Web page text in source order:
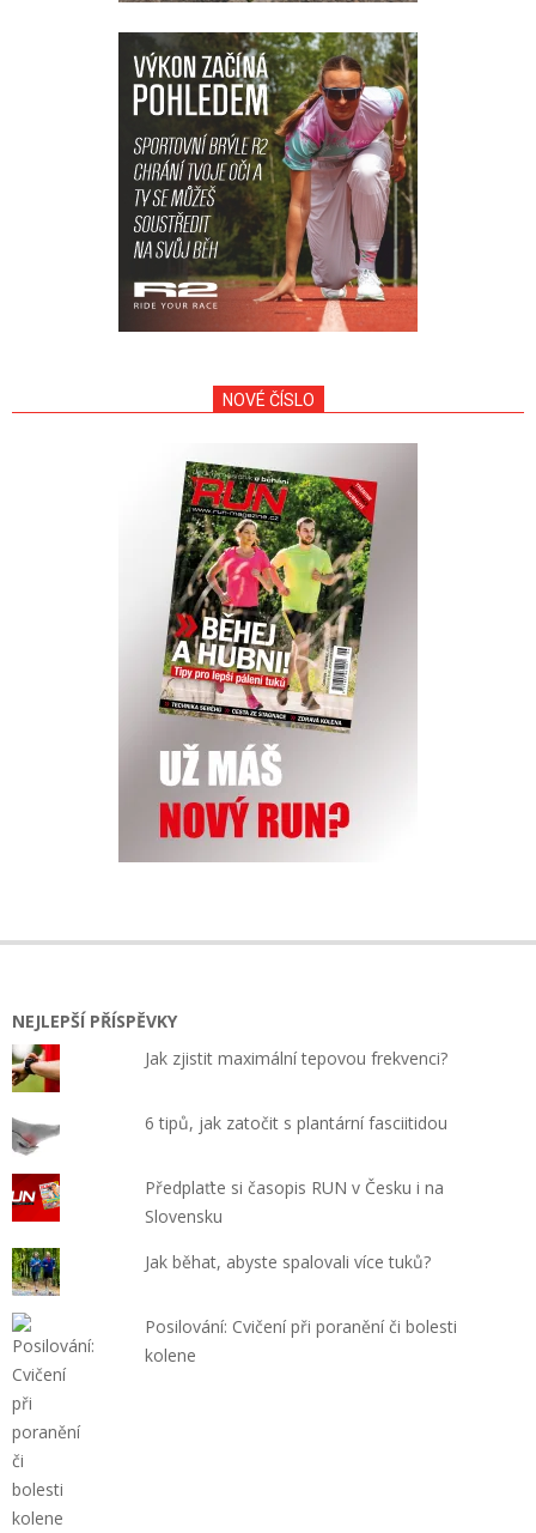
NOVÉ ČÍSLO
NEJLEPŠÍ PŘÍSPĚVKY
Jak zjistit maximální tepovou frekvenci?
6 tipů, jak zatočit s plantární fasciitidou
Předplaťte si časopis RUN v Česku i na
Slovensku
Jak běhat, abyste spalovali více tuků?
Posilování: Cvičení při poranění či bolesti
kolene